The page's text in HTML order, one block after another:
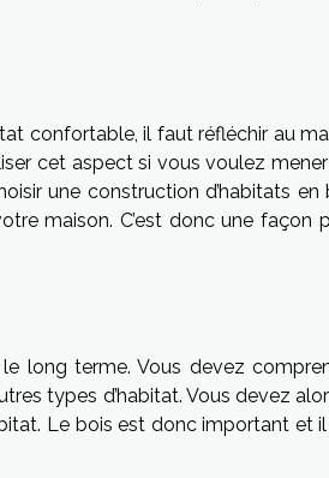
confortable, il faut réfléchir au
cet aspect si vous voulez
une construction d’habitats en
maison. C’est donc une façon
long terme. Vous devez
types d’habitat. Vous devez
Le bois est donc important et